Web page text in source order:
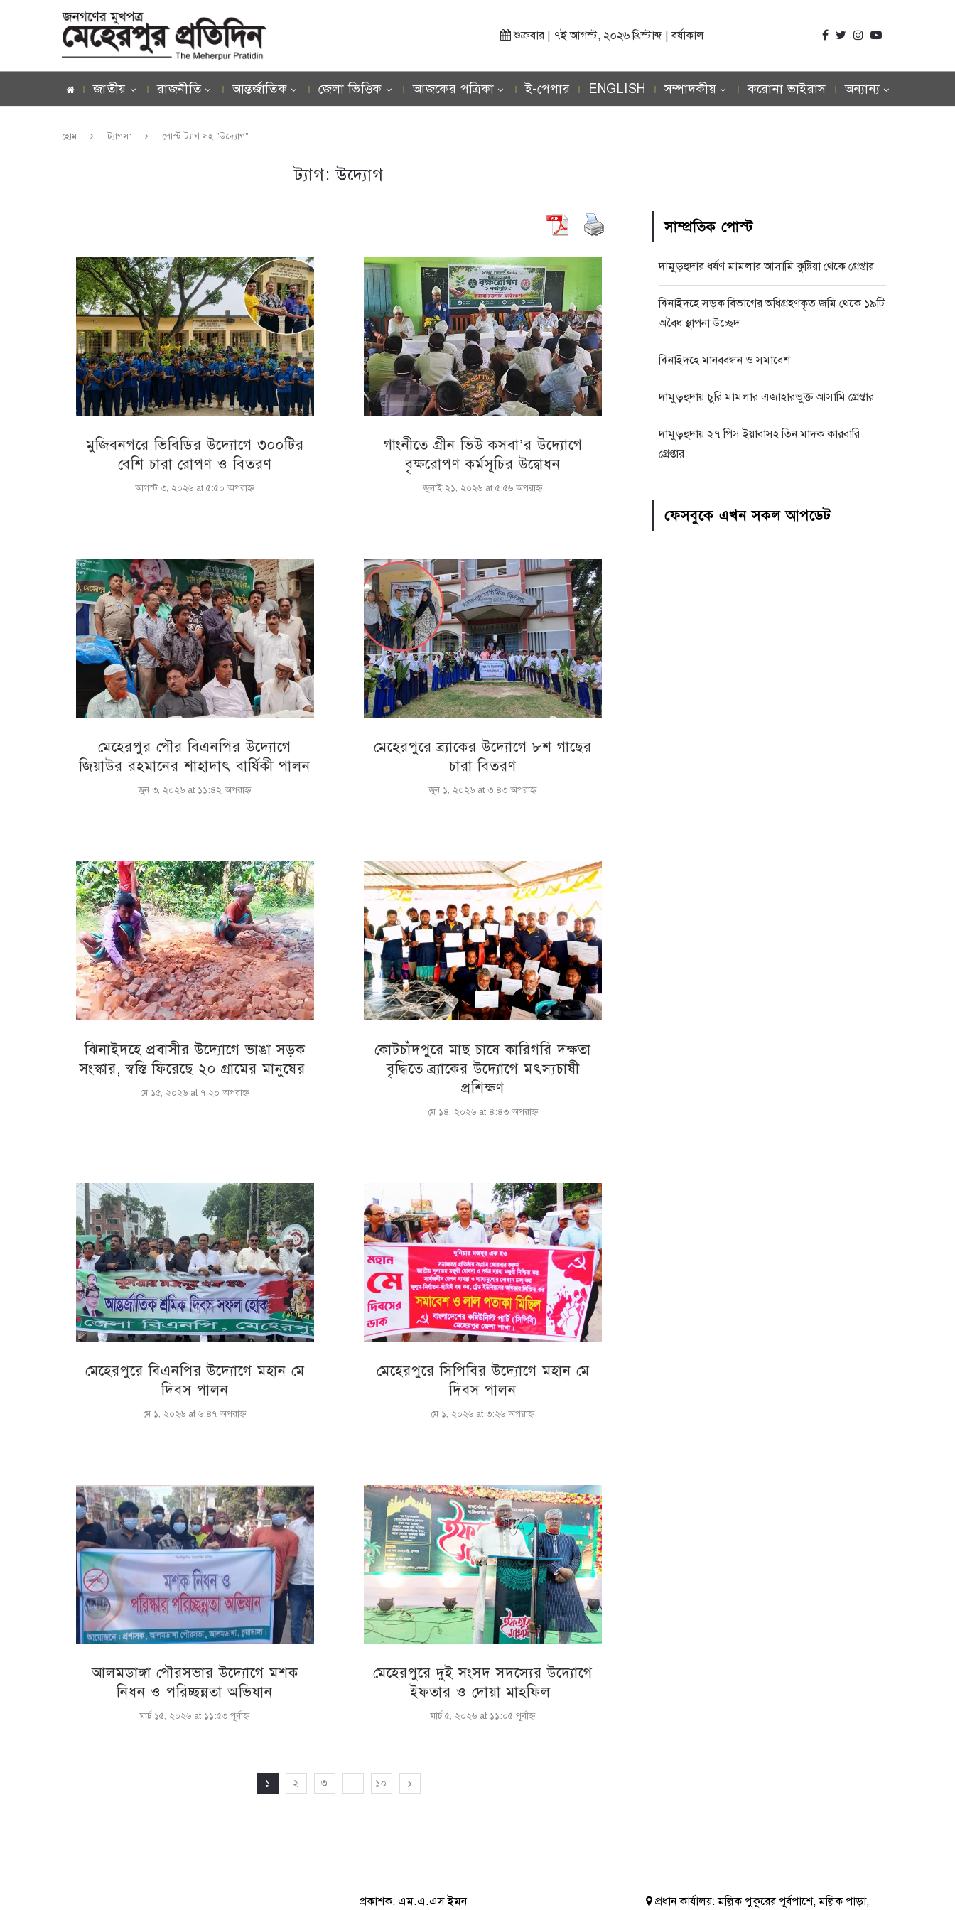
শুক্রবার | ৭ই আগস্ট, ২০২৬ খ্রিস্টাব্দ | বর্ষাকাল
জাতীয় রাজনীতি আন্তর্জাতিক জেলা ভিত্তিক আজকের পত্রিকা ই-পেপার ENGLISH সম্পাদকীয় করোনা ভাইরাস অন্যান্য
হোম ট্যাগস: পোস্ট ট্যাগ সহ "উদ্যোগ"
ট্যাগ:উদ্যোগ
মুজিবনগরে ভিবিডির উদ্যোগে ৩০০টির
বেশি চারা রোপণ ও বিতরণ
আগস্ট ৩, ২০২৬ at ৫:৫০ অপরাহ্ণ
গাংনীতে গ্রীন ভিউ কসবা’র উদ্যোগে
বৃক্ষরোপণ কর্মসূচির উদ্বোধন
জুলাই ২১, ২০২৬ at ৫:৫৬ অপরাহ্ণ
মেহেরপুর পৌর বিএনপির উদ্যোগে
জিয়াউর রহমানের শাহাদাৎ বার্ষিকী পালন
জুন ৩, ২০২৬ at ১১:৪২ অপরাহ্ণ
মেহেরপুরে ব্র্যাকের উদ্যোগে ৮শ গাছের
চারা বিতরণ
জুন ১, ২০২৬ at ৩:৪৩ অপরাহ্ণ
ঝিনাইদহে প্রবাসীর উদ্যোগে ভাঙা সড়ক
সংস্কার, স্বস্তি ফিরেছে ২০ গ্রামের মানুষের
মে ১৫, ২০২৬ at ৭:২০ অপরাহ্ণ
কোটচাঁদপুরে মাছ চাষে কারিগরি দক্ষতা
বৃদ্ধিতে ব্র্যাকের উদ্যোগে মৎস্যচাষী
প্রশিক্ষণ
মে ১৪, ২০২৬ at ৪:৪৩ অপরাহ্ণ
মেহেরপুরে বিএনপির উদ্যোগে মহান মে
দিবস পালন
মে ১, ২০২৬ at ৬:৪৭ অপরাহ্ণ
মেহেরপুরে সিপিবির উদ্যোগে মহান মে
দিবস পালন
মে ১, ২০২৬ at ৩:২৬ অপরাহ্ণ
আলমডাঙ্গা পৌরসভার উদ্যোগে মশক
নিধন ও পরিচ্ছন্নতা অভিযান
মার্চ ১৫, ২০২৬ at ১১:৫৩ পূর্বাহ্ণ
মেহেরপুরে দুই সংসদ সদস্যের উদ্যোগে
ইফতার ও দোয়া মাহফিল
মার্চ ৫, ২০২৬ at ১১:০৫ পূর্বাহ্ণ
১ ২ ৩ … ১০
সাম্প্রতিক পোস্ট
দামুড়হুদার ধর্ষণ মামলার আসামি কুষ্টিয়া থেকে গ্রেপ্তার
ঝিনাইদহে সড়ক বিভাগের অধিগ্রহণকৃত জমি থেকে ১৯টি
অবৈধ স্থাপনা উচ্ছেদ
ঝিনাইদহে মানববন্ধন ও সমাবেশ
দামুড়হুদায় চুরি মামলার এজাহারভুক্ত আসামি গ্রেপ্তার
দামুড়হুদায় ২৭ পিস ইয়াবাসহ তিন মাদক কারবারি
গ্রেপ্তার
ফেসবুকে এখন সকল আপডেট
প্রকাশক: এম.এ.এস ইমন প্রধান কার্যালয়:মল্লিক পুকুরের পূর্বপাশে, মল্লিক পাড়া,